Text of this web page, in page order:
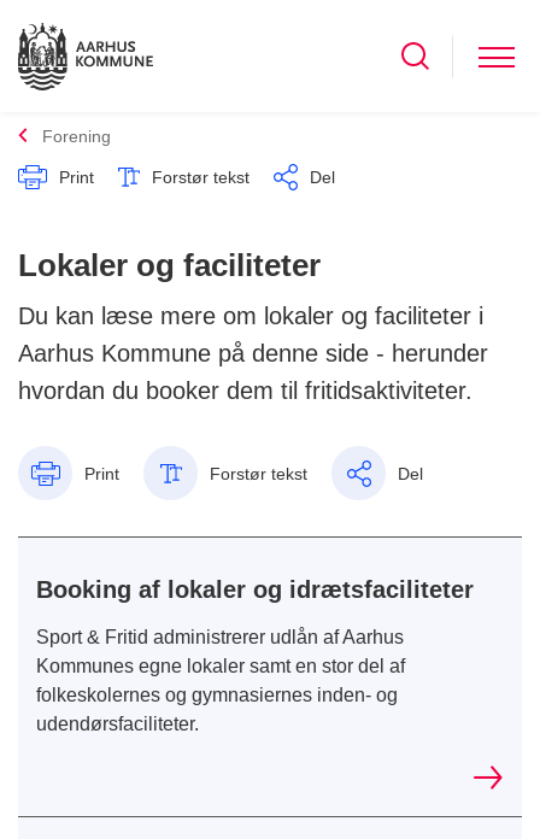
Forening
Print Forstør tekst Del
Lokaler og faciliteter
Du kan læse mere om lokaler og faciliteter i
Aarhus Kommune på denne side - herunder
hvordan du booker dem til fritidsaktiviteter.
Print Forstør tekst Del
Booking af lokaler og idrætsfaciliteter
Sport & Fritid administrerer udlån af Aarhus
Kommunes egne lokaler samt en stor del af
folkeskolernes og gymnasiernes inden- og
udendørsfaciliteter.